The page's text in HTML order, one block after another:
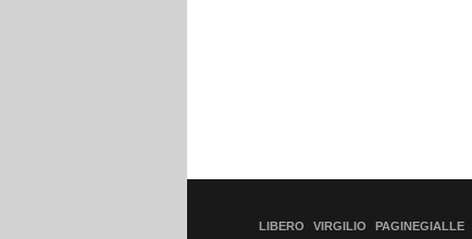
LIBERO VIRGILIO PAGINEGIALLE